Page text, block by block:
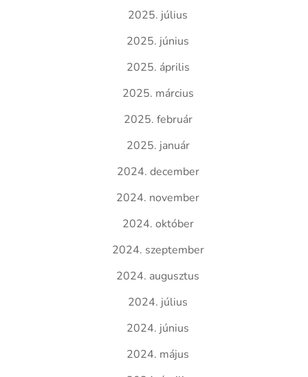
2025. július
2025. június
2025. április
2025. március
2025. február
2025. január
2024. december
2024. november
2024. október
2024. szeptember
2024. augusztus
2024. július
2024. június
2024. május